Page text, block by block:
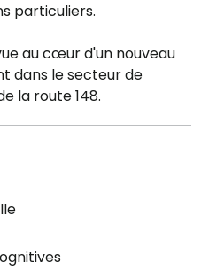
particuliers.
au cœur d'un nouveau
dans le secteur de
la route 148.